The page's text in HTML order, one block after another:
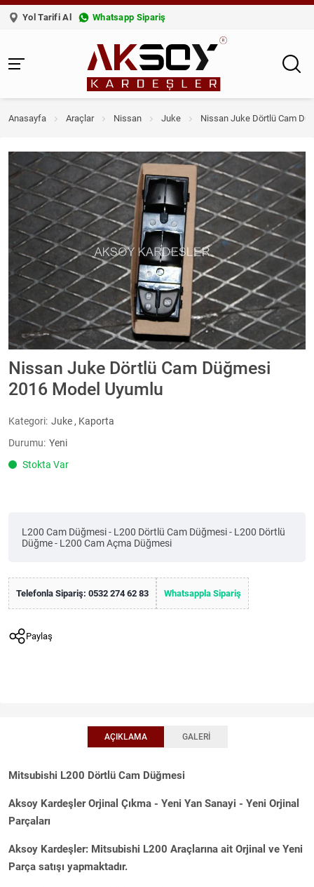
Yol Tarifi Al Whatsapp Sipariş
Anasayfa Araçlar Nissan Juke Nissan Juke Dörtlü Cam
Nissan Juke Dörtlü Cam Düğmesi
2016 Model Uyumlu
Kategori: Juke, Kaporta
Durumu: Yeni
Stokta Var
L200 Cam Düğmesi - L200 Dörtlü Cam Düğmesi - L200 Dörtlü
Düğme - L200 Cam Açma Düğmesi
Telefonla Sipariş: 0532 274 62 83 Whatsappla Sipariş
Paylaş
AÇIKLAMA GALERI
Mitsubishi L200 Dörtlü Cam Düğmesi
Aksoy Kardeşler Orjinal Çıkma - Yeni Yan Sanayi - Yeni Orjinal
Parçaları
Aksoy Kardeşler: Mitsubishi L200 Araçlarına ait Orjinal ve Yeni
Parça satışı yapmaktadır.